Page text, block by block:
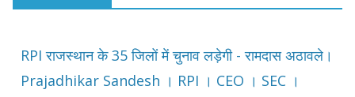
RPI राजस्थान के 35 जिलों में चुनाव लड़ेगी - रामदास अठावले।
Prajadhikar Sandesh । RPI । CEO । SEC ।